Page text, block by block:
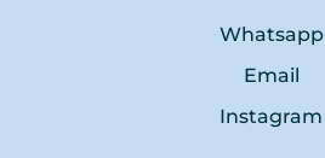
Whatsapp
Email
Instagram